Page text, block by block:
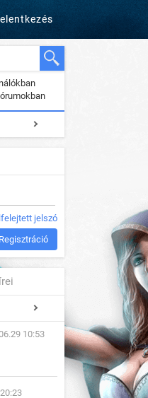
jelszó
Regisztráció
10:53